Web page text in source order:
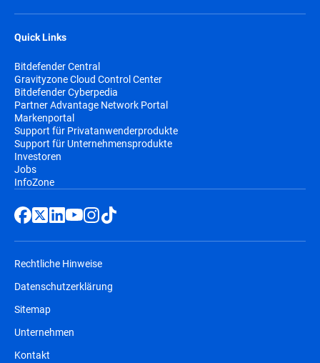
Quick Links
Bitdefender Central
Gravityzone Cloud Control Center
Bitdefender Cyberpedia
Partner Advantage Network Portal
Markenportal
Support für Privatanwenderprodukte
Support für Unternehmensprodukte
Investoren
Jobs
InfoZone
Rechtliche Hinweise
Datenschutzerklärung
Sitemap
Unternehmen
Kontakt